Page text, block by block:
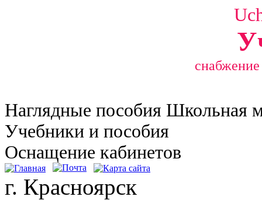
Наглядные пособия Школьная
Учебники и пособия
Оснащение кабинетов
г. Красноярск